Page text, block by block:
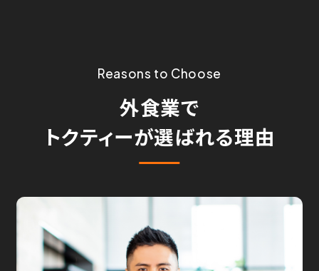
Reasons to Choose
外食業で
トクティーが選ばれる理由